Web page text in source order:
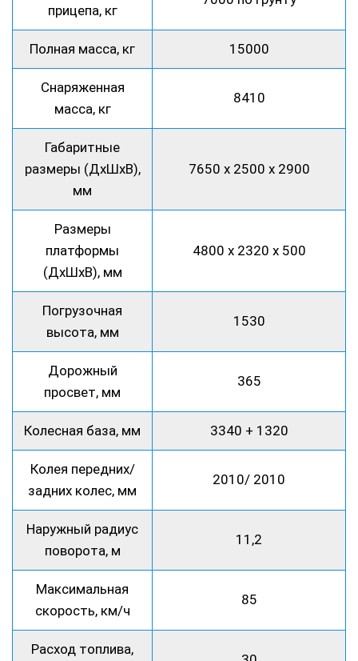
прицепа, кг
Полная масса, кг 15000
Снаряженная
масса, кг
8410
Габаритные
размеры (ДхШхВ),
мм
7650 х 2500 х 2900
Размеры
платформы
(ДхШхВ), мм
4800 х 2320 х 500
Погрузочная
высота, мм
1530
Дорожный
просвет, мм
365
Колесная база, мм 3340 + 1320
Колея передних/
задних колес, мм
2010/ 2010
Наружный радиус
поворота, м
11,2
Максимальная
скорость, км/ч
85
Расход топлива,